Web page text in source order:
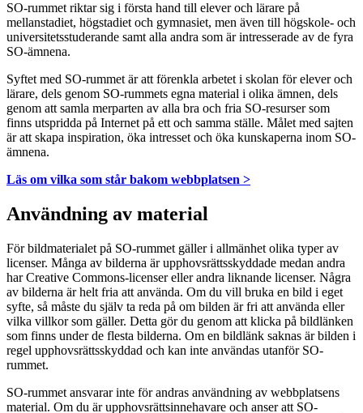
SO-rummet riktar sig i första hand till elever och lärare på
mellanstadiet, högstadiet och gymnasiet, men även till högskole- och
universitetsstuderande samt alla andra som är intresserade av de fyra
SO-ämnena.
Syftet med SO-rummet är att förenkla arbetet i skolan för elever och
lärare, dels genom SO-rummets egna material i olika ämnen, dels
genom att samla merparten av alla bra och fria SO-resurser som
finns utspridda på Internet på ett och samma ställe. Målet med sajten
är att skapa inspiration, öka intresset och öka kunskaperna inom SO-
ämnena.
Läs om vilka som står bakom webbplatsen >
Användning av material
För bildmaterialet på SO-rummet gäller i allmänhet olika typer av
licenser. Många av bilderna är upphovsrättsskyddade medan andra
har Creative Commons-licenser eller andra liknande licenser. Några
av bilderna är helt fria att använda. Om du vill bruka en bild i eget
syfte, så måste du själv ta reda på om bilden är fri att använda eller
vilka villkor som gäller. Detta gör du genom att klicka på bildlänken
som finns under de flesta bilderna. Om en bildlänk saknas är bilden i
regel upphovsrättsskyddad och kan inte användas utanför SO-
rummet.
SO-rummet ansvarar inte för andras användning av webbplatsens
material. Om du är upphovsrättsinnehavare och anser att SO-